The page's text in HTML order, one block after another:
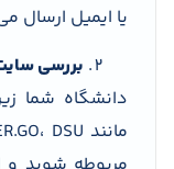
یا ایمیل ارسال
بررسی
دانشگاه شما